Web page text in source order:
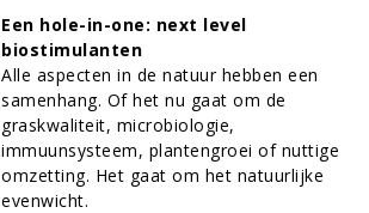
Een hole-in-one: next level
biostimulanten
Alle aspecten in de natuur hebben een
samenhang. Of het nu gaat om de
graskwaliteit, microbiologie,
immuunsysteem, plantengroei of nuttige
omzetting. Het gaat om het natuurlijke
evenwicht.